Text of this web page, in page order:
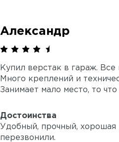
Александр
Купил верстак в гараж. Все
Много креплений и
Занимает мало место, то
Достоинства
Удобный, прочный, хорошая
перезвонили.